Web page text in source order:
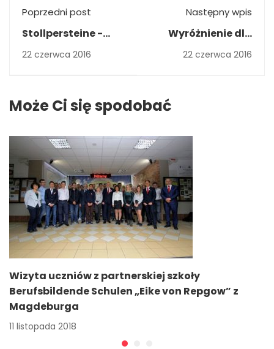
Poprzedni post
Stollpersteine -
Kamienie Pamięci
22 czerwca 2016
Następny wpis
Wyróżnienie dla
uczniów
22 czerwca 2016
Może Ci się spodobać
Wizyta uczniów z partnerskiej szkoły
Berufsbildende Schulen „Eike von Repgow” z
Magdeburga
11 listopada 2018